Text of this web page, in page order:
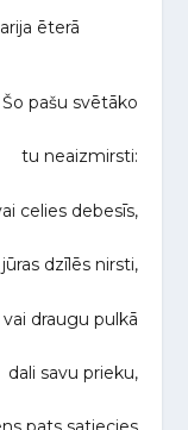
Šo pašu svētāko
tu neaizmirsti:
celies debesīs,
dzīlēs nirsti,
vai draugu pulkā
dali savu prieku,